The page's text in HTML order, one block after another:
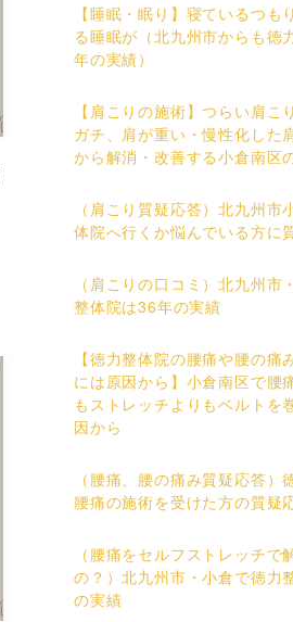
【睡眠・眠り】寝ているつも
る睡眠が（北九州市からも徳
年の実績）
【肩こりの施術】つらい肩こ
ガチ、肩が重い・慢性化した
から解消・改善する小倉南区
（肩こり質疑応答）北九州市
体院へ行くか悩んでいる方に
（肩こりの口コミ）北九州市
整体院は36年の実績
【徳力整体院の腰痛や腰の痛
には原因から】小倉南区で腰
もストレッチよりもベルトを
因から
（腰痛、腰の痛み質疑応答）
腰痛の施術を受けた方の質疑
（腰痛をセルフストレッチで
の？）北九州市・小倉で徳力
の実績